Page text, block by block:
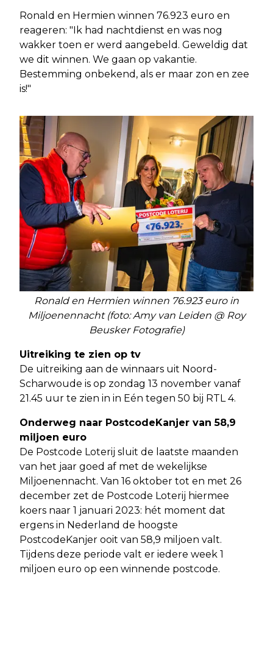
Ronald en Hermien winnen 76.923 euro en
reageren: "Ik had nachtdienst en was nog
wakker toen er werd aangebeld. Geweldig dat
we dit winnen. We gaan op vakantie.
Bestemming onbekend, als er maar zon en zee
is!"
Ronald en Hermien winnen 76.923 euro in
Miljoenennacht (foto: Amy van Leiden @ Roy
Beusker Fotografie)
Uitreiking te zien op tv
De uitreiking aan de winnaars uit Noord-
Scharwoude is op zondag 13 november vanaf
21.45 uur te zien in in Eén tegen 50 bij RTL 4.
Onderweg naar PostcodeKanjer van 58,9
miljoen euro
De Postcode Loterij sluit de laatste maanden
van het jaar goed af met de wekelijkse
Miljoenennacht. Van 16 oktober tot en met 26
december zet de Postcode Loterij hiermee
koers naar 1 januari 2023: hét moment dat
ergens in Nederland de hoogste
PostcodeKanjer ooit van 58,9 miljoen valt.
Tijdens deze periode valt er iedere week 1
miljoen euro op een winnende postcode.